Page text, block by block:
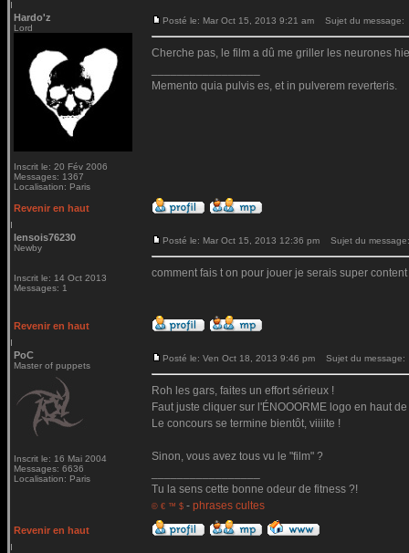
Hardo'z
Lord
Inscrit le: 20 Fév 2006
Messages: 1367
Localisation: Paris
Posté le: Mar Oct 15, 2013 9:21 am Sujet du message:
Cherche pas, le film a dû me griller les neurones
Memento quia pulvis es, et in pulverem reverteris.
Revenir en haut
lensois76230
Newby
Inscrit le: 14 Oct 2013
Messages: 1
Posté le: Mar Oct 15, 2013 12:36 pm Sujet du
comment fais t on pour jouer je serais super
Revenir en haut
PoC
Master of puppets
Inscrit le: 16 Mai 2004
Messages: 6636
Localisation: Paris
Posté le: Ven Oct 18, 2013 9:46 pm Sujet du message:
Roh les gars, faites un effort sérieux !
Faut juste cliquer sur l'ÉNOOORME logo en haut
Le concours se termine bientôt, viiiite !
Sinon, vous avez tous vu le "film" ?
Tu la sens cette bonne odeur de fitness ?!
© € ™ $ - phrases cultes
Revenir en haut